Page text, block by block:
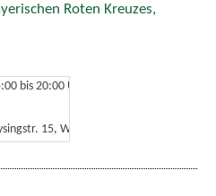
Roten Kreuzes,
bis 20:00 Uhr
15, Wolnzach